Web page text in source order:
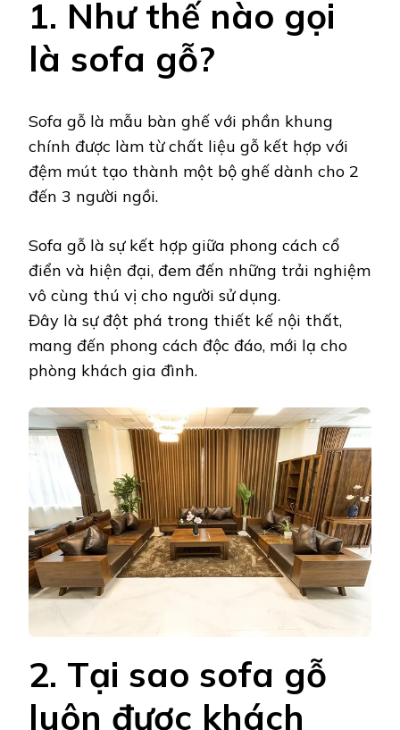
1. Như thế nào gọi
là sofa gỗ?
Sofa gỗ là mẫu bàn ghế với phần khung
chính được làm từ chất liệu gỗ kết hợp với
đệm mút tạo thành một bộ ghế dành cho 2
đến 3 người ngồi.
Sofa gỗ là sự kết hợp giữa phong cách cổ
điển và hiện đại, đem đến những trải nghiệm
vô cùng thú vị cho người sử dụng.
Đây là sự đột phá trong thiết kế nội thất,
mang đến phong cách độc đáo, mới lạ cho
phòng khách gia đình.
2. Tại sao sofa gỗ
luôn được khách